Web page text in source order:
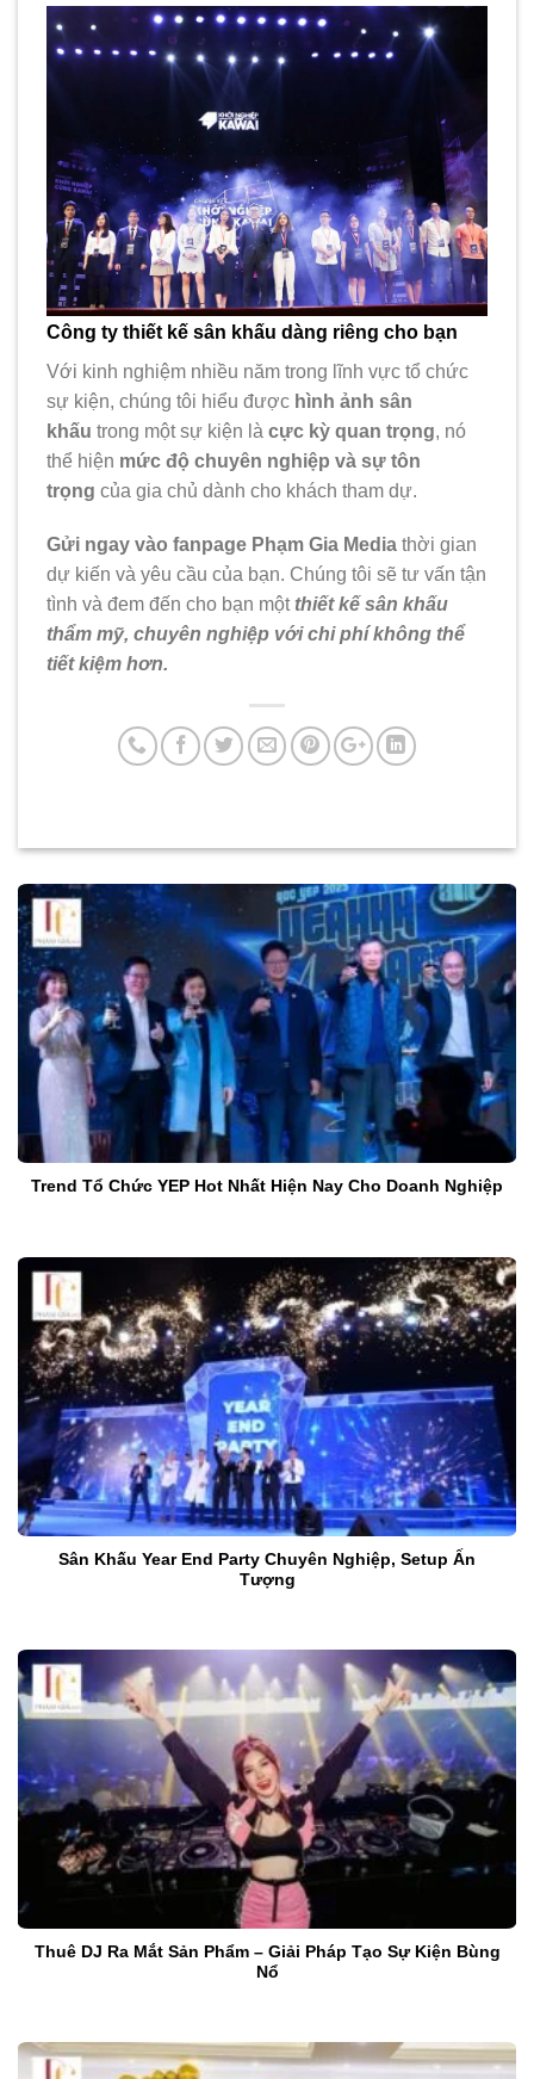
Công ty thiết kế sân khấu dàng riêng cho bạn
Với kinh nghiệm nhiều năm trong lĩnh vực tổ chức
sự kiện, chúng tôi hiểu được hình ảnh sân
khấu trong một sự kiện là cực kỳ quan trọng, nó
thể hiện mức độ chuyên nghiệp và sự tôn
trọng của gia chủ dành cho khách tham dự.
Gửi ngay vào fanpage Phạm Gia Media thời gian
dự kiến và yêu cầu của bạn. Chúng tôi sẽ tư vấn tận
tình và đem đến cho bạn một thiết kế sân khấu
thẩm mỹ, chuyên nghiệp với chi phí không thể
tiết kiệm hơn.
Trend Tổ Chức YEP Hot Nhất Hiện Nay Cho Doanh Nghiệp
Sân Khấu Year End Party Chuyên Nghiệp, Setup Ấn
Tượng
Thuê DJ Ra Mắt Sản Phẩm – Giải Pháp Tạo Sự Kiện Bùng
Nổ